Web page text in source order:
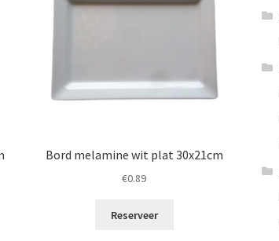
Bord melamine wit plat 30x21cm
€0.89
Reserveer